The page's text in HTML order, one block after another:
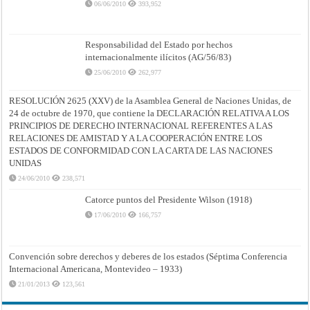
06/06/2010 393,952
Responsabilidad del Estado por hechos
internacionalmente ilícitos (AG/56/83)
25/06/2010 262,977
RESOLUCIÓN 2625 (XXV) de la Asamblea General de Naciones Unidas, de
24 de octubre de 1970, que contiene la DECLARACIÓN RELATIVA A LOS
PRINCIPIOS DE DERECHO INTERNACIONAL REFERENTES A LAS
RELACIONES DE AMISTAD Y A LA COOPERACIÓN ENTRE LOS
ESTADOS DE CONFORMIDAD CON LA CARTA DE LAS NACIONES
UNIDAS
24/06/2010 238,571
Catorce puntos del Presidente Wilson (1918)
17/06/2010 166,757
Convención sobre derechos y deberes de los estados (Séptima Conferencia
Internacional Americana, Montevideo – 1933)
21/01/2013 123,561